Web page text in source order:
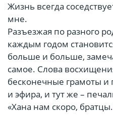
Жизнь всегда
мне.
Разъезжая по разного
каждым годом
больше и больше,
самое. Слова
бесконечные грамоты
и эфира, и тут же –
«Хана нам скоро,